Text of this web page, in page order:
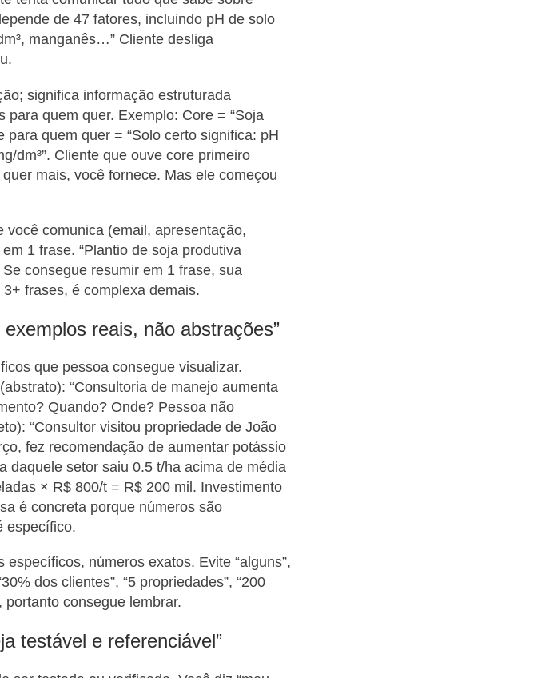
de 47 fatores, incluindo pH de solo
manganês…” Cliente desliga
significa informação estruturada
quem quer. Exemplo: Core = “Soja
quem quer = “Solo certo significa: pH
dm³”. Cliente que ouve core primeiro
mais, você fornece. Mas ele começou
comunica (email, apresentação,
1 frase. “Plantio de soja produtiva
consegue resumir em 1 frase, sua
frases, é complexa demais.
reais, não abstrações”
que pessoa consegue visualizar.
“Consultoria de manejo aumenta
Quando? Onde? Pessoa não
“Consultor visitou propriedade de João
fez recomendação de aumentar potássio
daquele setor saiu 0.5 t/ha acima de média
× R$ 800/t = R$ 200 mil. Investimento
é concreta porque números são
específico.
números exatos. Evite “alguns”,
dos clientes”, “5 propriedades”, “200
portanto consegue lembrar.
testável e referenciável”